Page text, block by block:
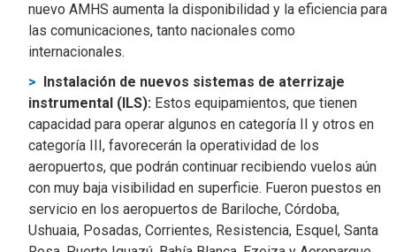
nuevo AMHS aumenta la disponibilidad y la eficiencia para
las comunicaciones, tanto nacionales como
internacionales.
Instalación de nuevos sistemas de aterrizaje
instrumental (ILS): Estos equipamientos, que tienen
capacidad para operar algunos en categoría II y otros en
categoría III, favorecerán la operatividad de los
aeropuertos, que podrán continuar recibiendo vuelos aún
con muy baja visibilidad en superficie. Fueron puestos en
servicio en los aeropuertos de Bariloche, Córdoba,
Ushuaia, Posadas, Corrientes, Resistencia, Esquel, Santa